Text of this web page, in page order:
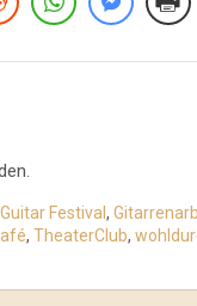
Festival,
, TheaterClub,